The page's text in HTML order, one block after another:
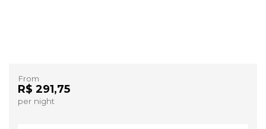
From
R$ 291,75
per night